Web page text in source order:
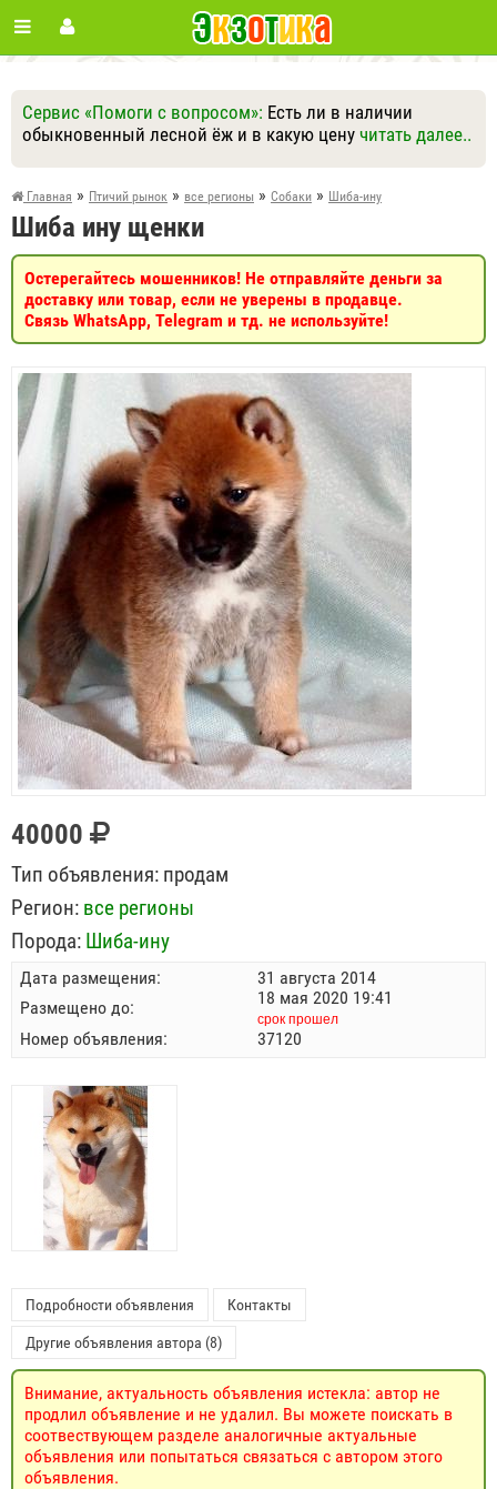
Сервис «Помоги с вопросом»: Есть ли в наличии
обыкновенный лесной ёж и в какую цену читать далее..
Ответить Другие вопросы
Задать вопрос
Главная » Птичий рынок » все регионы » Собаки » Шиба-ину
Шиба ину щенки
Остерегайтесь мошенников! Не отправляйте деньги за
доставку или товар, если не уверены в продавце.
Связь WhatsApp, Telegram и тд. не используйте!
40000
Тип объявления: продам
Регион: все регионы
Порода: Шиба-ину
Дата размещения:
31 августа 2014
Размещено до:
18 мая 2020 19:41
срок прошел
Номер объявления: 37120
Подробности объявления Контакты
Другие объявления автора (8)
Внимание, актуальность объявления истекла: автор не
продлил объявление и не удалил. Вы можете поискать в
соотвествующем разделе аналогичные актуальные
объявления или попытаться связаться с автором этого
объявления.